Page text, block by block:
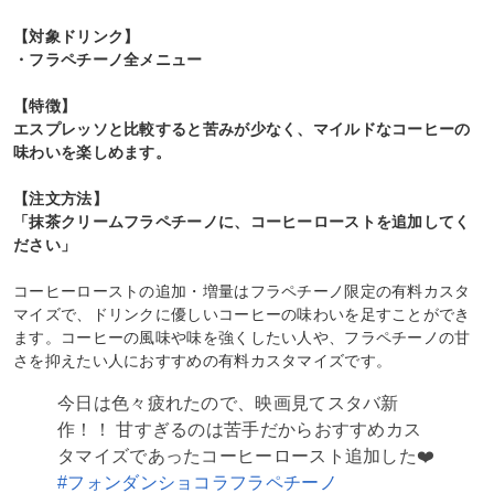
【対象ドリンク】
・フラペチーノ全メニュー
【特徴】
エスプレッソと比較すると苦みが少なく、マイルドなコーヒーの
味わいを楽しめます。
【注文方法】
「抹茶クリームフラペチーノに、コーヒーローストを追加してく
ださい」
コーヒーローストの追加・増量はフラペチーノ限定の有料カスタ
マイズで、ドリンクに優しいコーヒーの味わいを足すことができ
ます。コーヒーの風味や味を強くしたい人や、フラペチーノの甘
さを抑えたい人におすすめの有料カスタマイズです。
今日は色々疲れたので、映画見てスタバ新
作！！ 甘すぎるのは苦手だからおすすめカス
タマイズであったコーヒーロースト追加した❤️
#フォンダンショコラフラペチーノ